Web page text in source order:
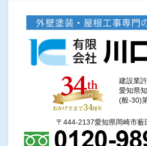
建設業
愛知県
(般-30)
〒444-2137愛知県岡崎市薮